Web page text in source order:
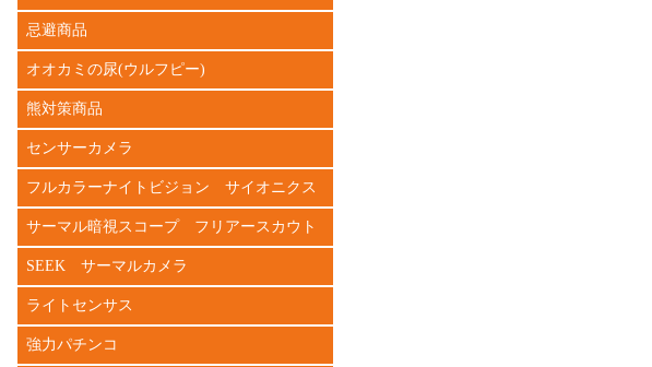
忌避商品
オオカミの尿(ウルフピー)
熊対策商品
センサーカメラ
フルカラーナイトビジョン サイオニクス
サーマル暗視スコープ フリアースカウト
SEEK サーマルカメラ
ライトセンサス
強力パチンコ